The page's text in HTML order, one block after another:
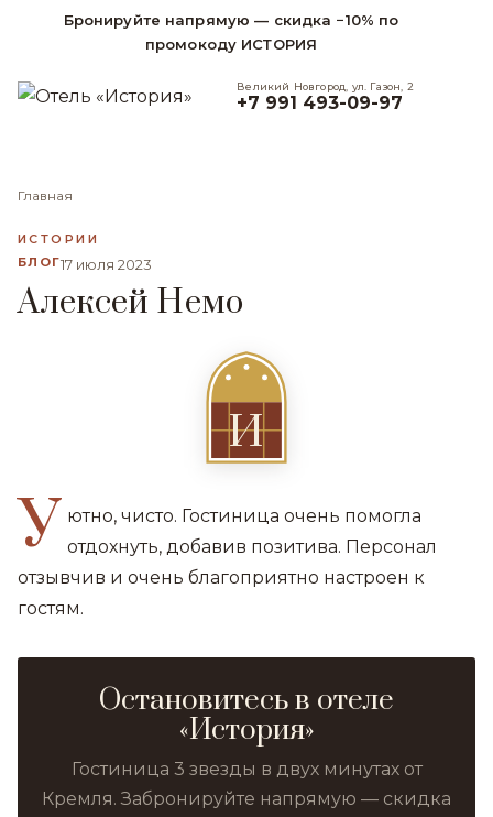
Бронируйте напрямую — скидка −10% по
промокоду ИСТОРИЯ
Великий Новгород, ул. Газон, 2
+7 991 493-09-97
Главная
ИСТОРИИ
БЛОГ17 июля 2023
Алексей Немо
И
У ютно, чисто. Гостиница очень помогла
отдохнуть, добавив позитива. Персонал
отзывчив и очень благоприятно настроен к
гостям.
Остановитесь в отеле
«История»
Гостиница 3 звезды в двух минутах от
Кремля. Забронируйте напрямую — скидка